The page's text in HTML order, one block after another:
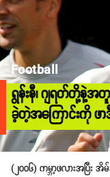
Football
ရွန်းနီ၊ ဂျရတ်တို့နဲ့အ
ခဲ့တဲ့အကြောင်းကို ဖ
(၂၀၀၆) ကမ္ဘာ့ဖလားအပြီး အိ